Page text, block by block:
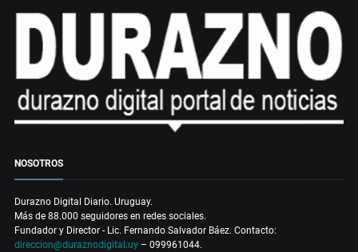
NOSOTROS
Durazno Digital Diario. Uruguay.
Más de 88.000 seguidores en redes sociales.
Fundador y Director - Lic. Fernando Salvador Báez. Contacto:
direccion@duraznodigital.uy – 099961044.